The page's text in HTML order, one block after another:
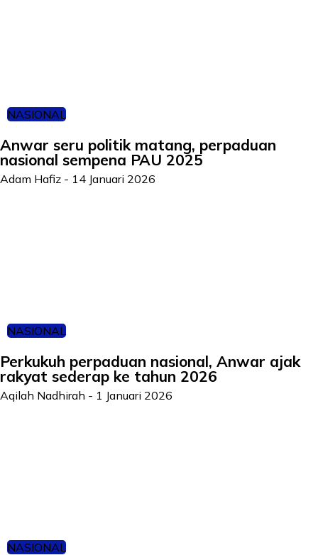
NASIONAL
Anwar seru politik matang, perpaduan
nasional sempena PAU 2025
Adam Hafiz - 14 Januari 2026
NASIONAL
Perkukuh perpaduan nasional, Anwar ajak
rakyat sederap ke tahun 2026
Aqilah Nadhirah - 1 Januari 2026
NASIONAL